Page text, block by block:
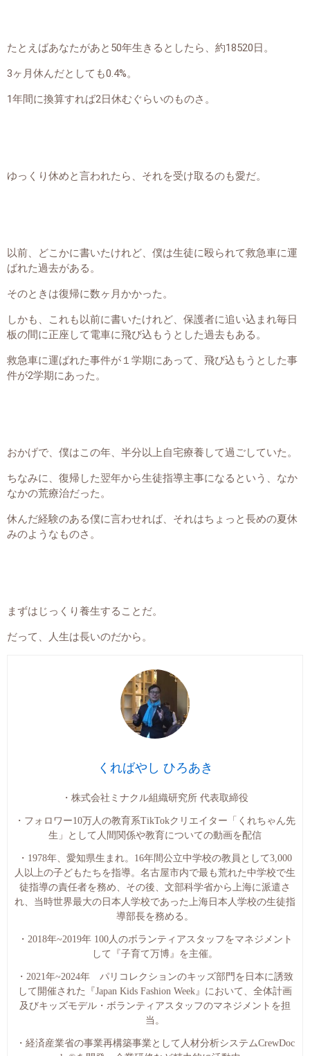
たとえばあなたがあと50年生きるとしたら、約18520日。
3ヶ月休んだとしても0.4%。
1年間に換算すれば2日休むぐらいのものさ。
ゆっくり休めと言われたら、それを受け取るのも愛だ。
以前、どこかに書いたけれど、僕は生徒に殴られて救急車に運
ばれた過去がある。
そのときは復帰に数ヶ月かかった。
しかも、これも以前に書いたけれど、保護者に追い込まれ毎日
板の間に正座して電車に飛び込もうとした過去もある。
救急車に運ばれた事件が１学期にあって、飛び込もうとした事
件が2学期にあった。
おかげで、僕はこの年、半分以上自宅療養して過ごしていた。
ちなみに、復帰した翌年から生徒指導主事になるという、なか
なかの荒療治だった。
休んだ経験のある僕に言わせれば、それはちょっと長めの夏休
みのようなものさ。
まずはじっくり養生することだ。
だって、人生は長いのだから。
くればやし ひろあき
・株式会社ミナクル組織研究所 代表取締役
・フォロワー10万人の教育系TikTokクリエイター「くれちゃん先
生」として人間関係や教育についての動画を配信
・1978年、愛知県生まれ。16年間公立中学校の教員として3,000
人以上の子どもたちを指導。名古屋市内で最も荒れた中学校で生
徒指導の責任者を務め、その後、文部科学省から上海に派遣さ
れ、当時世界最大の日本人学校であった上海日本人学校の生徒指
導部長を務める。
・2018年~2019年 100人のボランティアスタッフをマネジメント
して『子育て万博』を主催。
・2021年~2024年 パリコレクションのキッズ部門を日本に誘致
して開催された『Japan Kids Fashion Week』において、全体計画
及びキッズモデル・ボランティアスタッフのマネジメントを担
当。
・経済産業省の事業再構築事業として人材分析システムCrewDoc